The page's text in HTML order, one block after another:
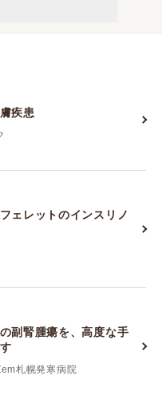
疾患
ェレットのインスリノ
副腎腫瘍を、高度な手
札幌発寒病院